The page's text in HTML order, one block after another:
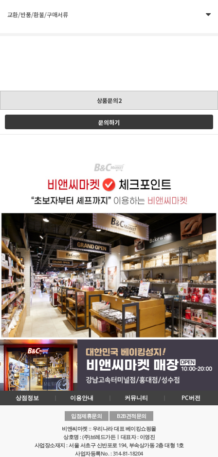
교환/반품/환불/구매서류
상품문의2
문의하기
상점정보 이용안내 커뮤니티 PC버전
입점제휴문의
B2B견적문의
비앤씨마켓 :: 우리나라 대표 베이킹쇼핑몰
상호명 : (주)브레드가든ㅣ대표자 : 이영진
사업장소재지 : 서울 서초구 신반포로 194, 부속상가동 2층 대형 1호
사업자등록No. : 314-81-18204